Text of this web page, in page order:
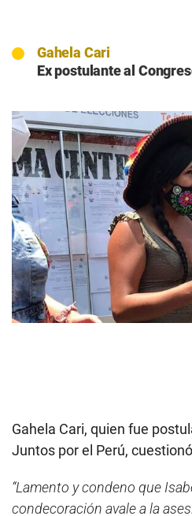
Gahela Cari
Ex postulante al
Gahela Cari, quien fue
Juntos por el Perú,
“Lamento y condeno que
condecoración avale a la